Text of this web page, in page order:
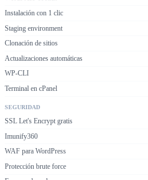
Instalación con 1 clic
Staging environment
Clonación de sitios
Actualizaciones automáticas
WP-CLI
Terminal en cPanel
SEGURIDAD
SSL Let's Encrypt gratis
Imunify360
WAF para WordPress
Protección brute force